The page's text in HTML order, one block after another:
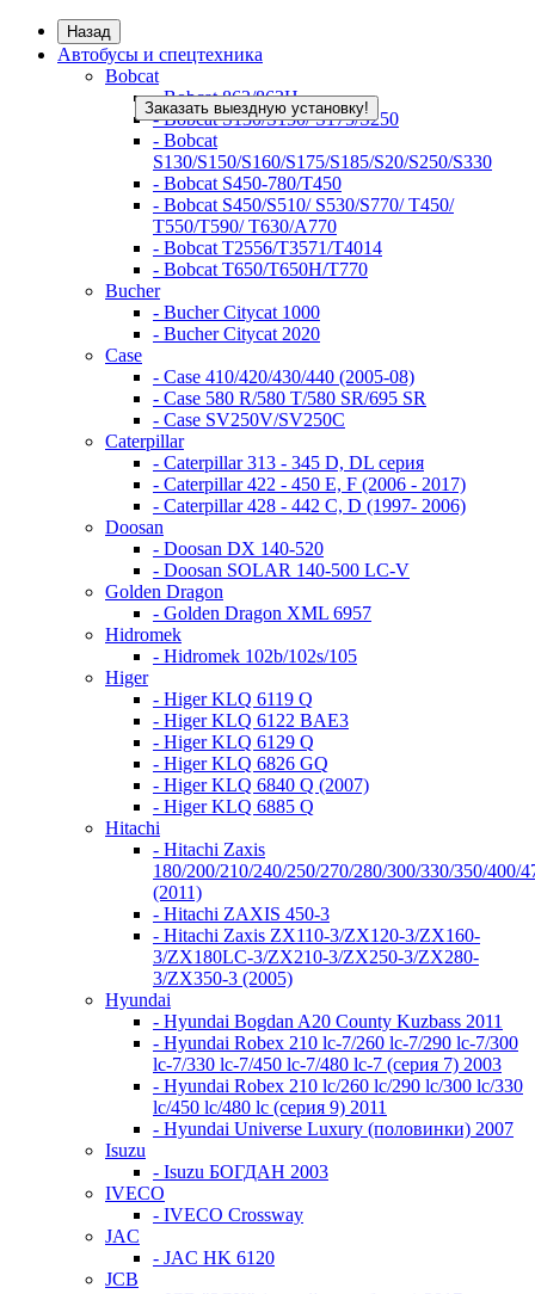
Назад
Автобусы и спецтехника
Bobcat
- Bobcat 863/863H
- Bobcat S130/S150/ S175/S250
- Bobcat
S130/S150/S160/S175/S185/S20/S250/S330
- Bobcat S450-780/Т450
- Bobcat S450/S510/ S530/S770/ T450/
T550/T590/ T630/A770
- Bobcat T2556/T3571/T4014
- Bobcat T650/T650H/T770
Bucher
- Bucher Citycat 1000
- Bucher Citycat 2020
Case
- Case 410/420/430/440 (2005-08)
- Case 580 R/580 T/580 SR/695 SR
- Case SV250V/SV250C
Caterpillar
- Caterpillar 313 - 345 D, DL серия
- Caterpillar 422 - 450 E, F (2006 - 2017)
- Caterpillar 428 - 442 C, D (1997- 2006)
Doosan
- Doosan DX 140-520
- Doosan SOLAR 140-500 LC-V
Golden Dragon
- Golden Dragon XML 6957
Hidromek
- Hidromek 102b/102s/105
Higer
- Higer KLQ 6119 Q
- Higer KLQ 6122 BAE3
- Higer KLQ 6129 Q
- Higer KLQ 6826 GQ
- Higer KLQ 6840 Q (2007)
- Higer KLQ 6885 Q
Hitachi
- Hitachi Zaxis
180/200/210/240/250/270/280/300/330/350/400/
(2011)
- Hitachi ZAXIS 450-3
- Hitachi Zaxis ZX110-3/ZX120-3/ZX160-
3/ZX180LC-3/ZX210-3/ZX250-3/ZX280-
3/ZX350-3 (2005)
Hyundai
- Hyundai Bogdan A20 County Kuzbass 2011
- Hyundai Robex 210 lc-7/260 lc-7/290 lc-7/300
lc-7/330 lc-7/450 lc-7/480 lc-7 (серия 7) 2003
- Hyundai Robex 210 lc/260 lc/290 lc/300 lc/330
lc/450 lc/480 lc (серия 9) 2011
- Hyundai Universe Luxury (половинки) 2007
Isuzu
- Isuzu БОГДАН 2003
IVECO
- IVECO Crossway
JAC
- JAC HK 6120
JCB
Заказать выездную установку!